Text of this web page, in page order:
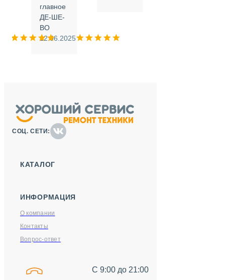
главное
ДЕ-ШЕ-
ВО
12.06.2025
СОЦ. СЕТИ:
КАТАЛОГ
ИНФОРМАЦИЯ
О компании
Контакты
Вопрос-ответ
С 9:00 до 21:00